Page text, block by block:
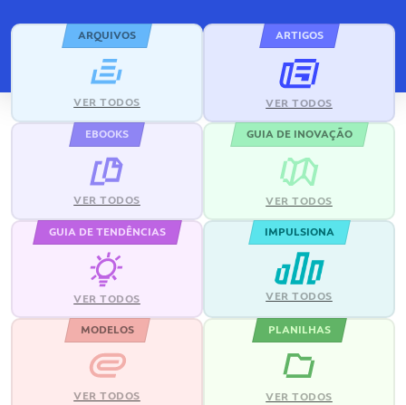
ARQUIVOS
VER TODOS
ARTIGOS
VER TODOS
EBOOKS
VER TODOS
GUIA DE INOVAÇÃO
VER TODOS
GUIA DE TENDÊNCIAS
VER TODOS
IMPULSIONA
VER TODOS
MODELOS
VER TODOS
PLANILHAS
VER TODOS